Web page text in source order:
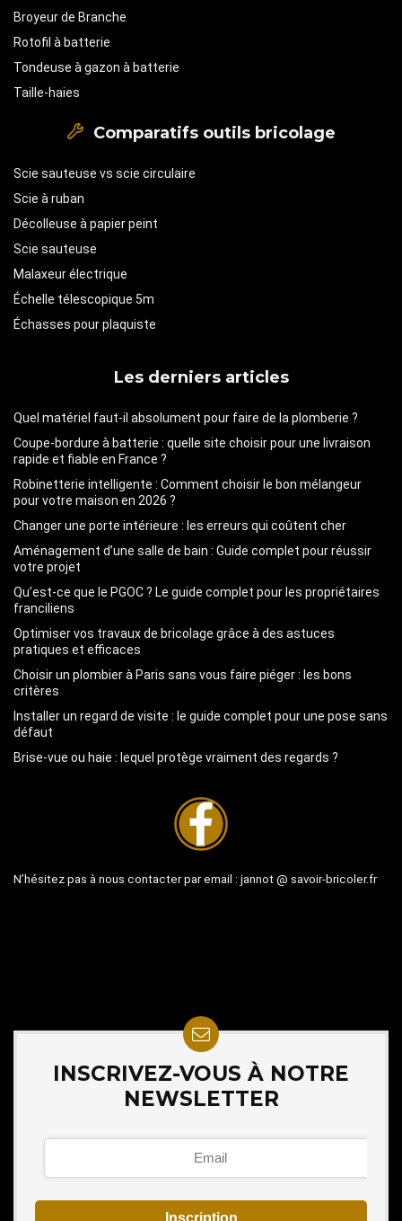
Broyeur de Branche
Rotofil à batterie
Tondeuse à gazon à batterie
Taille-haies
Comparatifs outils bricolage
Scie sauteuse vs scie circulaire
Scie à ruban
Décolleuse à papier peint
Scie sauteuse
Malaxeur électrique
Échelle télescopique 5m
Échasses pour plaquiste
Les derniers articles
Quel matériel faut-il absolument pour faire de la plomberie ?
Coupe-bordure à batterie : quelle site choisir pour une livraison
rapide et fiable en France ?
Robinetterie intelligente : Comment choisir le bon mélangeur
pour votre maison en 2026 ?
Changer une porte intérieure : les erreurs qui coûtent cher
Aménagement d’une salle de bain : Guide complet pour réussir
votre projet
Qu’est-ce que le PGOC ? Le guide complet pour les propriétaires
franciliens
Optimiser vos travaux de bricolage grâce à des astuces
pratiques et efficaces
Choisir un plombier à Paris sans vous faire piéger : les bons
critères
Installer un regard de visite : le guide complet pour une pose sans
défaut
Brise-vue ou haie : lequel protège vraiment des regards ?
N’hésitez pas à nous contacter par email : jannot @ savoir-bricoler.fr
INSCRIVEZ-VOUS À NOTRE
NEWSLETTER